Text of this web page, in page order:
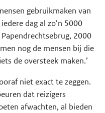
gebruikmaken van
dag al zo’n 5000
2000
nog de mensen bij die
de oversteek maken.’
niet exact te zeggen.
dat reizigers
afwachten, al bieden